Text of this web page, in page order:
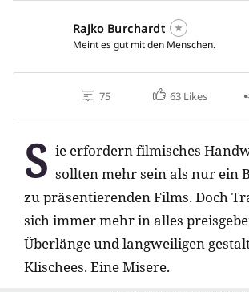
Rajko Burchardt
Meint es gut mit den Menschen.
75 63 Likes
S ie erfordern filmisches
sollten mehr sein als nur ein
zu präsentierenden Films. Doch
sich immer mehr in alles
Überlänge und langweiligen
Klischees. Eine Misere.